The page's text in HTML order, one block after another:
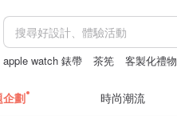
apple watch 錶帶 茶筅 客製化禮物
企劃 時尚潮流